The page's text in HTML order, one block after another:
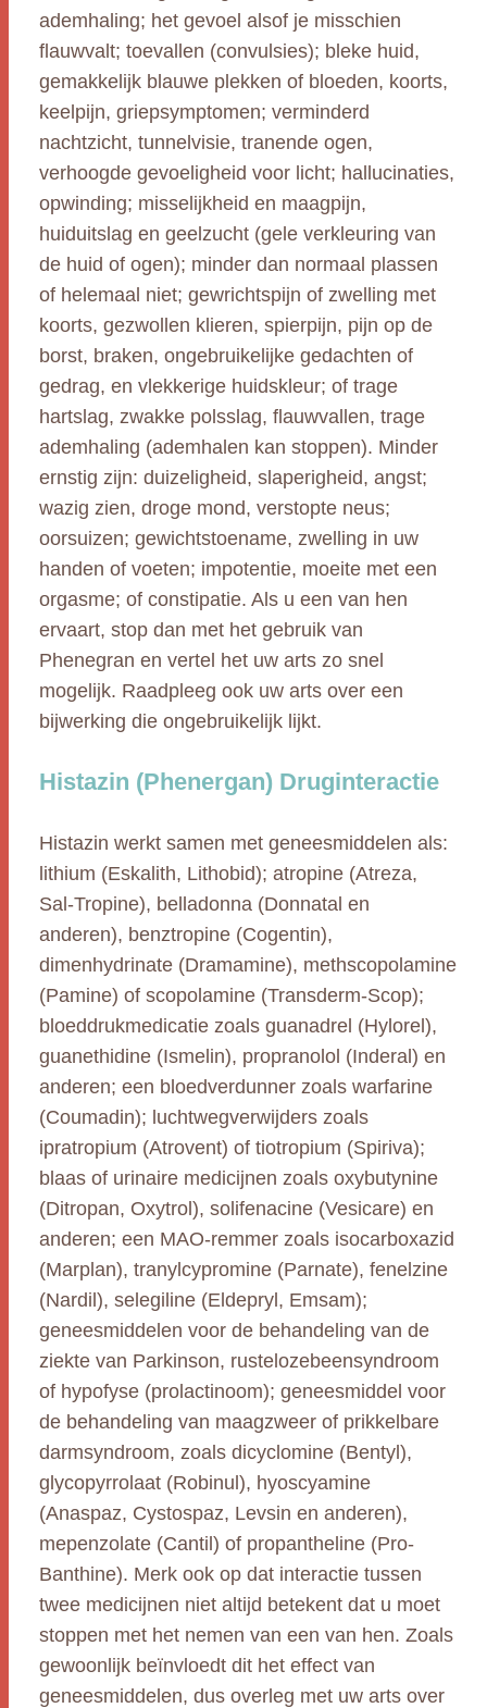
ademhaling; het gevoel alsof je misschien
flauwvalt; toevallen (convulsies); bleke huid,
gemakkelijk blauwe plekken of bloeden, koorts,
keelpijn, griepsymptomen; verminderd
nachtzicht, tunnelvisie, tranende ogen,
verhoogde gevoeligheid voor licht; hallucinaties,
opwinding; misselijkheid en maagpijn,
huiduitslag en geelzucht (gele verkleuring van
de huid of ogen); minder dan normaal plassen
of helemaal niet; gewrichtspijn of zwelling met
koorts, gezwollen klieren, spierpijn, pijn op de
borst, braken, ongebruikelijke gedachten of
gedrag, en vlekkerige huidskleur; of trage
hartslag, zwakke polsslag, flauwvallen, trage
ademhaling (ademhalen kan stoppen). Minder
ernstig zijn: duizeligheid, slaperigheid, angst;
wazig zien, droge mond, verstopte neus;
oorsuizen; gewichtstoename, zwelling in uw
handen of voeten; impotentie, moeite met een
orgasme; of constipatie. Als u een van hen
ervaart, stop dan met het gebruik van
Phenegran en vertel het uw arts zo snel
mogelijk. Raadpleeg ook uw arts over een
bijwerking die ongebruikelijk lijkt.
Histazin (Phenergan) Druginteractie
Histazin werkt samen met geneesmiddelen als:
lithium (Eskalith, Lithobid); atropine (Atreza,
Sal-Tropine), belladonna (Donnatal en
anderen), benztropine (Cogentin),
dimenhydrinate (Dramamine), methscopolamine
(Pamine) of scopolamine (Transderm-Scop);
bloeddrukmedicatie zoals guanadrel (Hylorel),
guanethidine (Ismelin), propranolol (Inderal) en
anderen; een bloedverdunner zoals warfarine
(Coumadin); luchtwegverwijders zoals
ipratropium (Atrovent) of tiotropium (Spiriva);
blaas of urinaire medicijnen zoals oxybutynine
(Ditropan, Oxytrol), solifenacine (Vesicare) en
anderen; een MAO-remmer zoals isocarboxazid
(Marplan), tranylcypromine (Parnate), fenelzine
(Nardil), selegiline (Eldepryl, Emsam);
geneesmiddelen voor de behandeling van de
ziekte van Parkinson, rustelozebeensyndroom
of hypofyse (prolactinoom); geneesmiddel voor
de behandeling van maagzweer of prikkelbare
darmsyndroom, zoals dicyclomine (Bentyl),
glycopyrrolaat (Robinul), hyoscyamine
(Anaspaz, Cystospaz, Levsin en anderen),
mepenzolate (Cantil) of propantheline (Pro-
Banthine). Merk ook op dat interactie tussen
twee medicijnen niet altijd betekent dat u moet
stoppen met het nemen van een van hen. Zoals
gewoonlijk beïnvloedt dit het effect van
geneesmiddelen, dus overleg met uw arts over